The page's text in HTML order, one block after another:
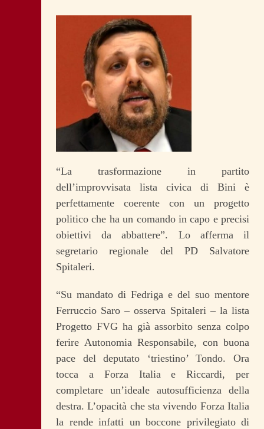
“La trasformazione in partito
dell’improvvisata lista civica di Bini è
perfettamente coerente con un progetto
politico che ha un comando in capo e precisi
obiettivi da abbattere”. Lo afferma il
segretario regionale del PD Salvatore
Spitaleri.
“Su mandato di Fedriga e del suo mentore
Ferruccio Saro – osserva Spitaleri – la lista
Progetto FVG ha già assorbito senza colpo
ferire Autonomia Responsabile, con buona
pace del deputato ‘triestino’ Tondo. Ora
tocca a Forza Italia e Riccardi, per
completare un’ideale autosufficienza della
destra. L’opacità che sta vivendo Forza Italia
la rende infatti un boccone privilegiato di